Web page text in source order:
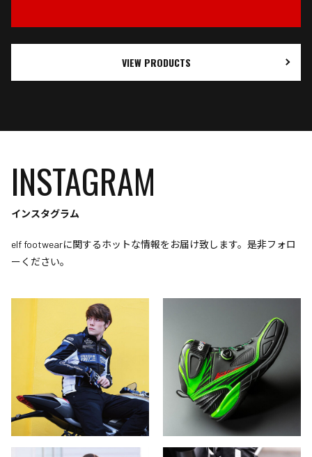
VIEW PRODUCTS
INSTAGRAM
インスタグラム
elf footwearに関するホットな情報をお届け致します。是非フォロ
ーください。